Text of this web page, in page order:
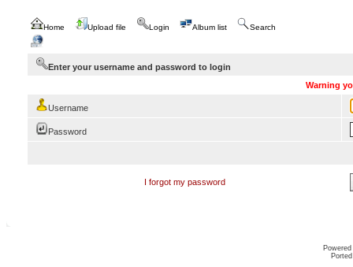
Home Upload file Login Album list Search
Enter your username and password to login
Warning
Username
Password
I forgot my password